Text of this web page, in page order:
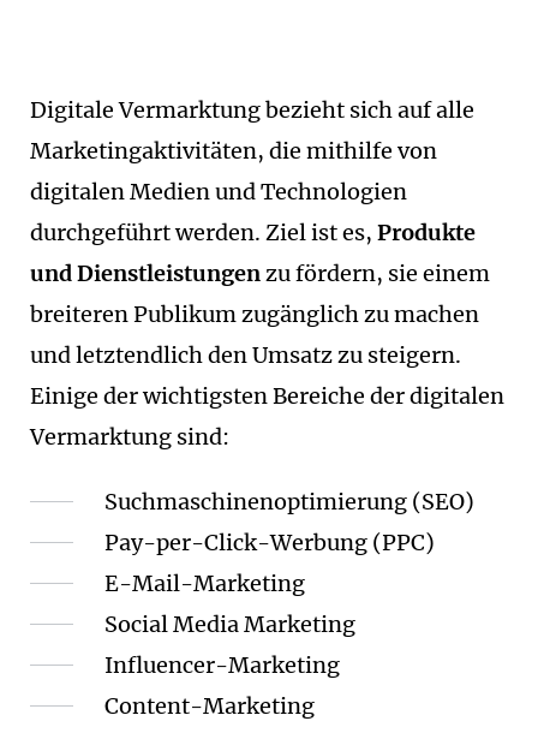
Digitale Vermarktung bezieht sich auf alle
Marketingaktivitäten, die mithilfe von
digitalen Medien und Technologien
durchgeführt werden. Ziel ist es, Produkte
und Dienstleistungenzu fördern, sie einem
breiteren Publikum zugänglich zu machen
und letztendlich den Umsatz zu steigern.
Einige der wichtigsten Bereiche der digitalen
Vermarktung sind:
Suchmaschinenoptimierung (SEO)
Pay-per-Click-Werbung (PPC)
E-Mail-Marketing
Social Media Marketing
Influencer-Marketing
Content-Marketing